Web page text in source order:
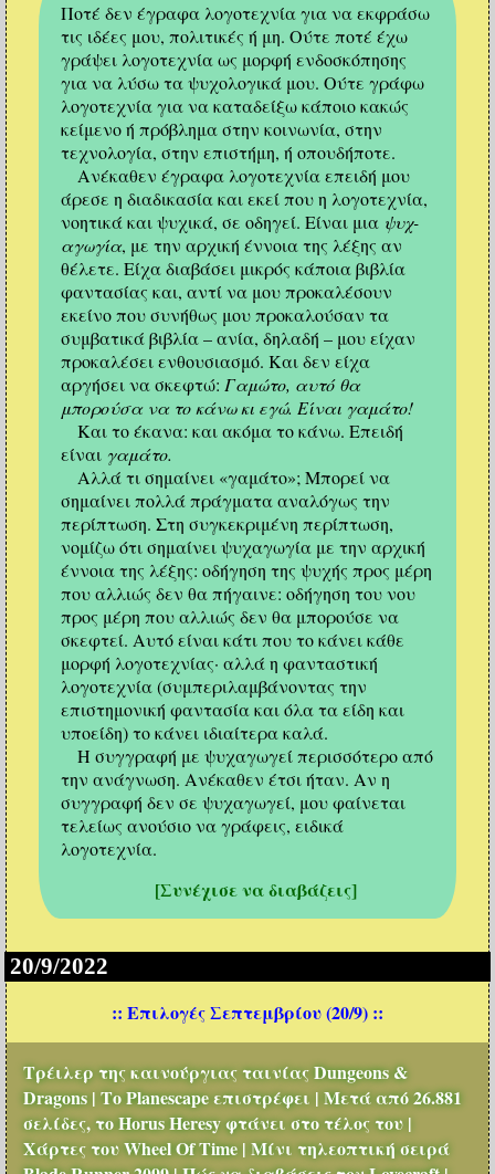
Ποτέ δεν έγραφα λογοτεχνία για να εκφράσω
τις ιδέες μου, πολιτικές ή μη. Ούτε ποτέ έχω
γράψει λογοτεχνία ως μορφή ενδοσκόπησης
για να λύσω τα ψυχολογικά μου. Ούτε γράφω
λογοτεχνία για να καταδείξω κάποιο κακώς
κείμενο ή πρόβλημα στην κοινωνία, στην
τεχνολογία, στην επιστήμη, ή οπουδήποτε.
Ανέκαθεν έγραφα λογοτεχνία επειδή μου
άρεσε η διαδικασία και εκεί που η λογοτεχνία,
νοητικά και ψυχικά, σε οδηγεί. Είναι μια ψυχ-
αγωγία, με την αρχική έννοια της λέξης αν
θέλετε. Είχα διαβάσει μικρός κάποια βιβλία
φαντασίας και, αντί να μου προκαλέσουν
εκείνο που συνήθως μου προκαλούσαν τα
συμβατικά βιβλία – ανία, δηλαδή – μου είχαν
προκαλέσει ενθουσιασμό. Και δεν είχα
αργήσει να σκεφτώ: Γαμώτο, αυτό θα
μπορούσα να το κάνω κι εγώ. Είναι γαμάτο!
Και το έκανα: και ακόμα το κάνω. Επειδή
είναι γαμάτο.
Αλλά τι σημαίνει «γαμάτο»; Μπορεί να
σημαίνει πολλά πράγματα αναλόγως την
περίπτωση. Στη συγκεκριμένη περίπτωση,
νομίζω ότι σημαίνει ψυχαγωγία με την αρχική
έννοια της λέξης: οδήγηση της ψυχής προς μέρη
που αλλιώς δεν θα πήγαινε: οδήγηση του νου
προς μέρη που αλλιώς δεν θα μπορούσε να
σκεφτεί. Αυτό είναι κάτι που το κάνει κάθε
μορφή λογοτεχνίας· αλλά η φανταστική
λογοτεχνία (συμπεριλαμβάνοντας την
επιστημονική φαντασία και όλα τα είδη και
υποείδη) το κάνει ιδιαίτερα καλά.
Η συγγραφή με ψυχαγωγεί περισσότερο από
την ανάγνωση. Ανέκαθεν έτσι ήταν. Αν η
συγγραφή δεν σε ψυχαγωγεί, μου φαίνεται
τελείως ανούσιο να γράφεις, ειδικά
λογοτεχνία.
[Συνέχισε να διαβάζεις]
20/9/2022
:: Επιλογές Σεπτεμβρίου (20/9) ::
Τρέιλερ της καινούργιας ταινίας Dungeons &
Dragons | Το Planescape επιστρέφει | Μετά από 26.881
σελίδες, το Horus Heresy φτάνει στο τέλος του |
Χάρτες του Wheel Of Time | Μίνι τηλεοπτική σειρά